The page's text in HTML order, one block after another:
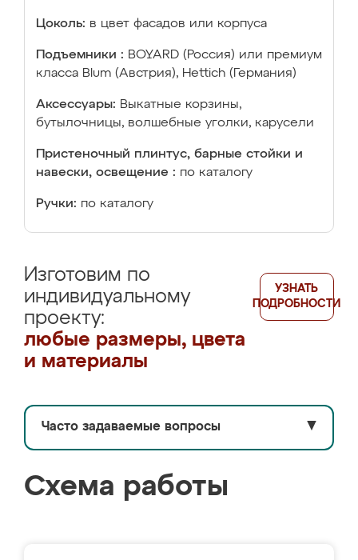
Цоколь: в цвет фасадов или корпуса
Подъемники : BOYARD (Россия) или премиум
класса Blum (Австрия), Hettich (Германия)
Аксессуары: Выкатные корзины,
бутылочницы, волшебные уголки, карусели
Пристеночный плинтус, барные стойки и
навески, освещение : по каталогу
Ручки: по каталогу
Изготовим по
индивидуальному
проекту:
любые размеры, цвета
и материалы
УЗНАТЬ
ПОДРОБНОСТИ
Часто задаваемые вопросы ▼
Схема работы